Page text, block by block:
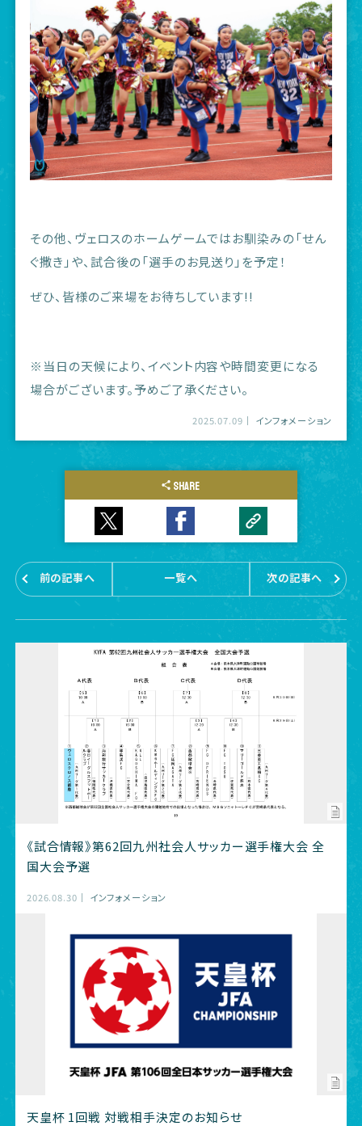
その他、ヴェロスのホームゲームではお馴染みの「せん
ぐ撒き」や、試合後の「選手のお見送り」を予定！
ぜひ、皆様のご来場をお待ちしています!!
※当日の天候により、イベント内容や時間変更になる
場合がございます。予めご了承ください。
2025.07.09 インフォメーション
SHARE
前の記事へ 一覧へ 次の記事へ
《試合情報》第62回九州社会人サッカー選手権大会 全
国大会予選
2026.08.30 インフォメーション
天皇杯 1回戦 対戦相手決定のお知らせ